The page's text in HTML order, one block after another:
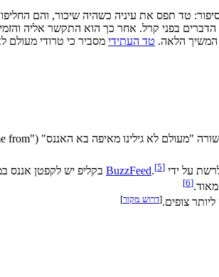
טד תפס את עיניה כשהיה שיכור, והם
בפני קרל. אחר כך הוא התקשר אליה
המשיך הלאה. טד העתידי מסביר כי טרודי מעולם
BuzzFeed.[5]
בקליפ יש לקפטן אננס
[
6
]
ליותר צופים.[דרוש מקור]